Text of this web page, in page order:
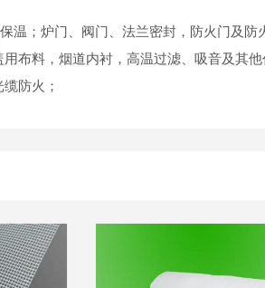
温；炉门、阀门、法兰密封，防火门及防
布料，烟道内衬，高温过滤、吸音及其
防火；